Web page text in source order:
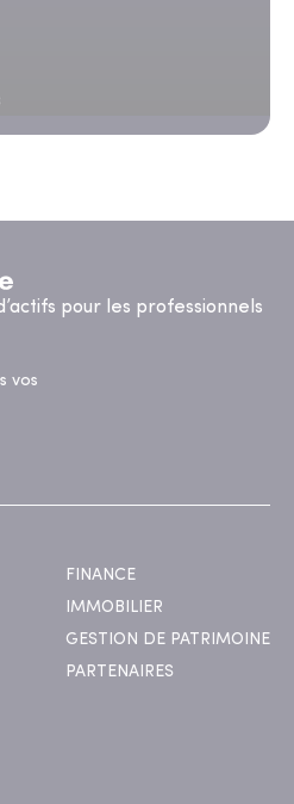
pour les professionnels
vos
FINANCE
IMMOBILIER
GESTION DE PATRIMOINE
PARTENAIRES